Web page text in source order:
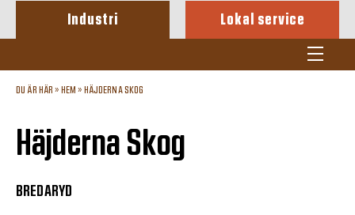
Industri Lokal service
DU ÄR HÄR » HEM » HÄJDERNA SKOG
Häjderna Skog
BREDARYD